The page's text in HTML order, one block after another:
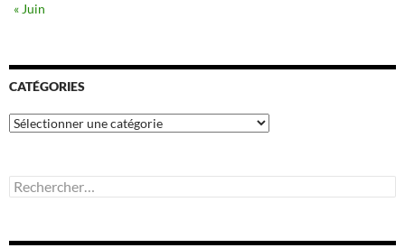
« Juin
CATÉGORIES
Catégories
Rechercher :